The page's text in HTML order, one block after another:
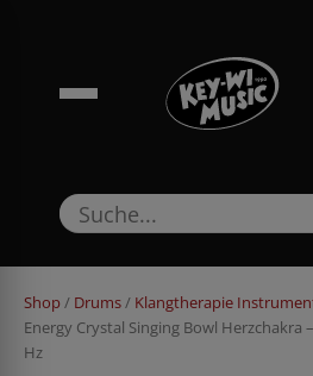
Shop/ Drums/ Klangtherapie
Energy Crystal Singing Bowl Herzchakra
Hz